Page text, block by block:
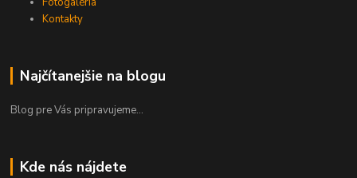
Kontakty
Najčítanejšie na blogu
Blog pre Vás pripravujeme...
Kde nás nájdete